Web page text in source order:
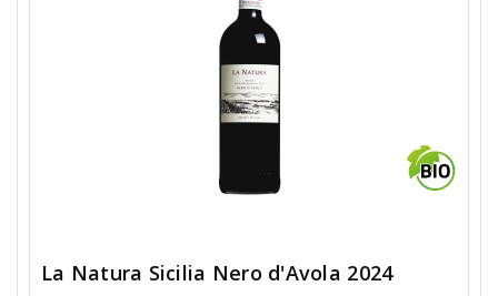
La Natura Sicilia Nero d'Avola 2024